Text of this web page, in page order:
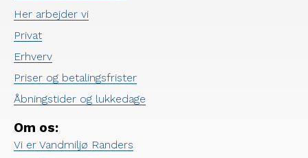
Her arbejder vi
Privat
Erhverv
Priser og betalingsfrister
Åbningstider og lukkedage
Om os:
Vi er Vandmiljø Randers